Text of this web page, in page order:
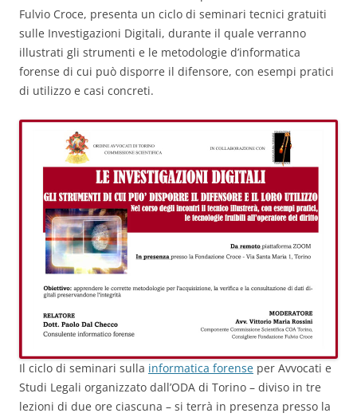
Fulvio Croce, presenta un ciclo di seminari tecnici gratuiti
sulle Investigazioni Digitali, durante il quale verranno
illustrati gli strumenti e le metodologie d’informatica
forense di cui può disporre il difensore, con esempi pratici
di utilizzo e casi concreti.
Il ciclo di seminari sulla informatica forense per Avvocati e
Studi Legali organizzato dall’ODA di Torino – diviso in tre
lezioni di due ore ciascuna – si terrà in presenza presso la